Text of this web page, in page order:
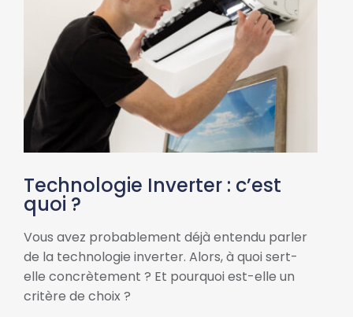
Technologie Inverter : c’est
quoi ?
Vous avez probablement déjà entendu parler
de la technologie inverter. Alors, à quoi sert-
elle concrètement ? Et pourquoi est-elle un
critère de choix ?